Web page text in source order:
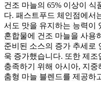
건조 마늘의 65% 이상이 식
다. 패스트푸드 체인점에서
서도 맛을 유지하는 능력이
혼합물에 건조 마늘을 사용
준비된 소스의 증가 추세로
욱 증가했습니다. 또한 제
충족하기 위해 아시아, 지
춤형 마늘 블렌드를 제공하